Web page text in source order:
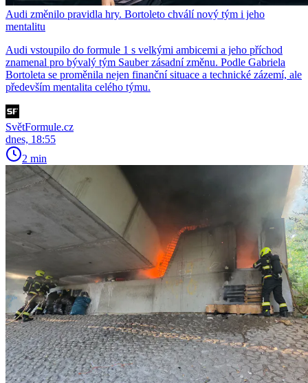
Audi změnilo pravidla hry. Bortoleto chválí nový tým i jeho
mentalitu
Audi vstoupilo do formule 1 s velkými ambicemi a jeho příchod
znamenal pro bývalý tým Sauber zásadní změnu. Podle Gabriela
Bortoleta se proměnila nejen finanční situace a technické zázemí, ale
především mentalita celého týmu.
SvětFormule.cz
dnes, 18:55
2 min